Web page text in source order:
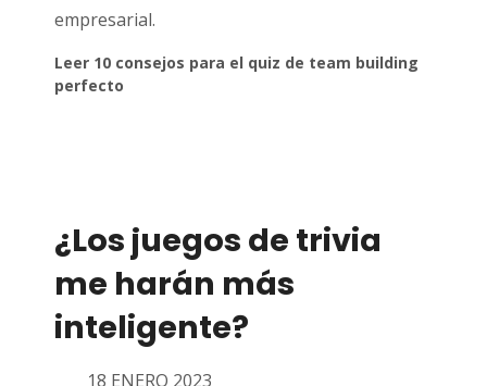
empresarial.
Leer 10 consejos para el quiz de team building
perfecto
¿Los juegos de trivia
me harán más
inteligente?
18 ENERO 2023